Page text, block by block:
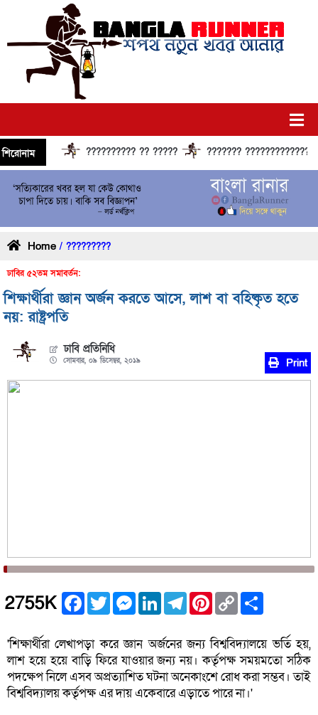
শিরোনাম ?????????? ?? ????? ??????? ??????????????
Home / ?????????
ঢাবির ৫২তম সমাবর্তন:
শিক্ষার্থীরা জ্ঞান অর্জন করতে আসে, লাশ বা বহিষ্কৃত হতে
নয়: রাষ্ট্রপতি
ঢাবি প্রতিনিধি
সোমবার, ০৯ ডিসেম্বর, ২০১৯ Print
2755K Facebook
TwitterMessenger
LinkedInTelegramPinterest
Copy
Link
'শিক্ষার্থীরা লেখাপড়া করে জ্ঞান অর্জনের জন্য বিশ্ববিদ্যালয়ে ভর্তি হয়,
লাশ হয়ে হয়ে বাড়ি ফিরে যাওয়ার জন্য নয়। কর্তৃপক্ষ সময়মতো সঠিক
পদক্ষেপ নিলে এসব অপ্রত্যাশিত ঘটনা অনেকাংশে রোধ করা সম্ভব। তাই
বিশ্ববিদ্যালয় কর্তৃপক্ষ এর দায় একেবারে এড়াতে পারে না।'